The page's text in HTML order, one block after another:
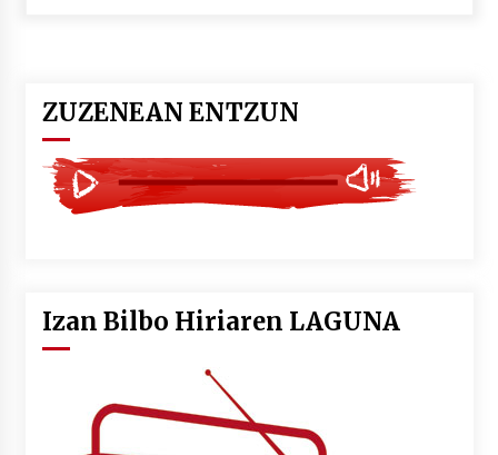
Larunbatean Plentziako Itsas Martxa ospatuko
da
2026/07/07
2026/07/07
Uribitarte40 aretoan
2026/07/03
ZUZENEAN ENTZUN
Izan Bilbo Hiriaren LAGUNA